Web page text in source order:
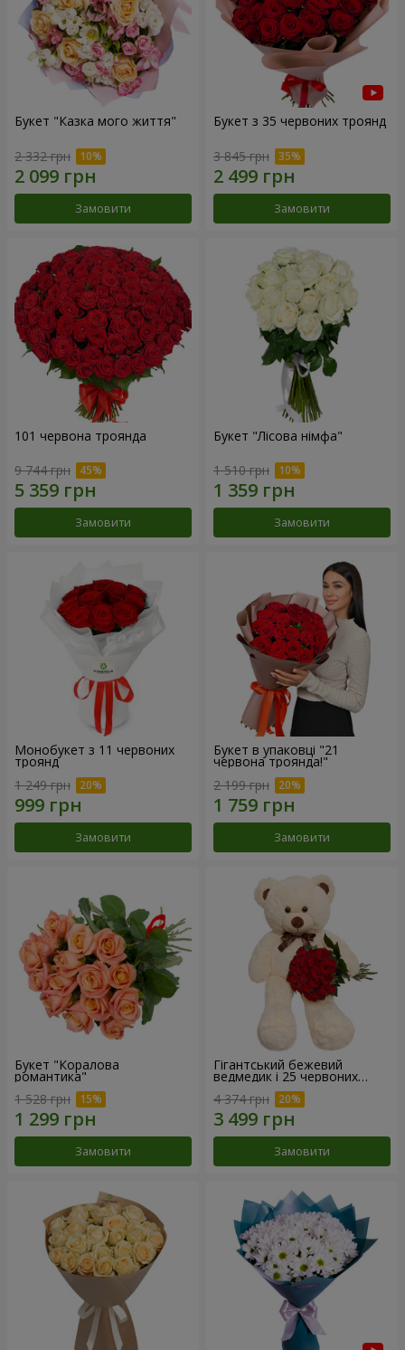
Букет "Казка мого життя"
2 332 грн
Замовити
Букет з 35 червоних троянд
3 845 грн
Замовити
101 червона троянда
9 744 грн
Замовити
Букет "Лісова німфа"
1 510 грн
Замовити
Монобукет з 11 червоних
троянд
1 249 грн
Замовити
Букет в упаковці "21
червона троянда!"
2 199 грн
Замовити
Букет "Коралова
романтика"
1 528 грн
Замовити
Гігантський бежевий
ведмедик і 25 червоних
троянд
4 374 грн
Замовити